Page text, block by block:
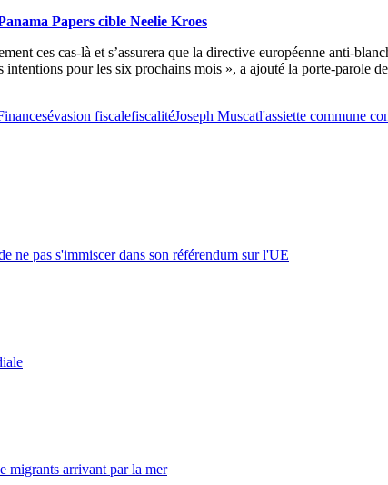
Papers cible Neelie Kroes
ces cas-là et s’assurera que la directive européenne anti-
intentions pour les six prochains mois », a ajouté la porte-parole
évasion fiscalefiscalitéJoseph Muscatl'assiette commune
ne pas s'immiscer dans son référendum sur l'UE
migrants arrivant par la mer